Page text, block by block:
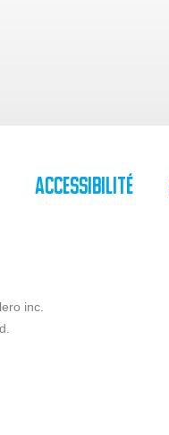
Accessibilité
inc.